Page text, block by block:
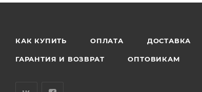
КАК КУПИТЬ ОПЛАТА ДОСТАВКА
ГАРАНТИЯ И ВОЗВРАТ ОПТОВИКАМ